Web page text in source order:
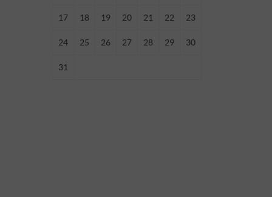
17 18 19 20 21 22 23
24 25 26 27 28 29 30
31